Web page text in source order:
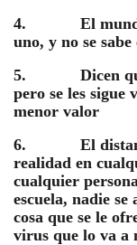
4. El mundo
uno, y no se
5. Dicen que
pero se les sigue
menor valor
6. El
realidad en
cualquier
escuela, nadie
cosa que se le
virus que lo va a